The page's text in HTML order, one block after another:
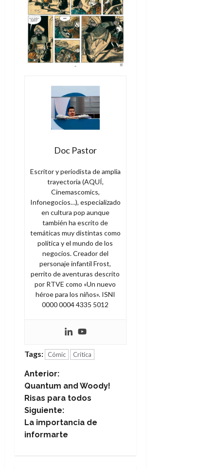
Doc Pastor
Escritor y periodista de amplia
trayectoria (AQUÍ,
Cinemascomics,
Infonegocios…), especializado
en cultura pop aunque
también ha escrito de
temáticas muy distintas como
política y el mundo de los
negocios. Creador del
personaje infantil Frost,
perrito de aventuras descrito
por RTVE como «Un nuevo
héroe para los niños». ISNI
0000 0004 4335 5012
Tags: Cómic Crítica
N
a
v
e
Anterior:
Quantum and Woody!
Risas para todos
Siguiente:
La importancia de
informarte